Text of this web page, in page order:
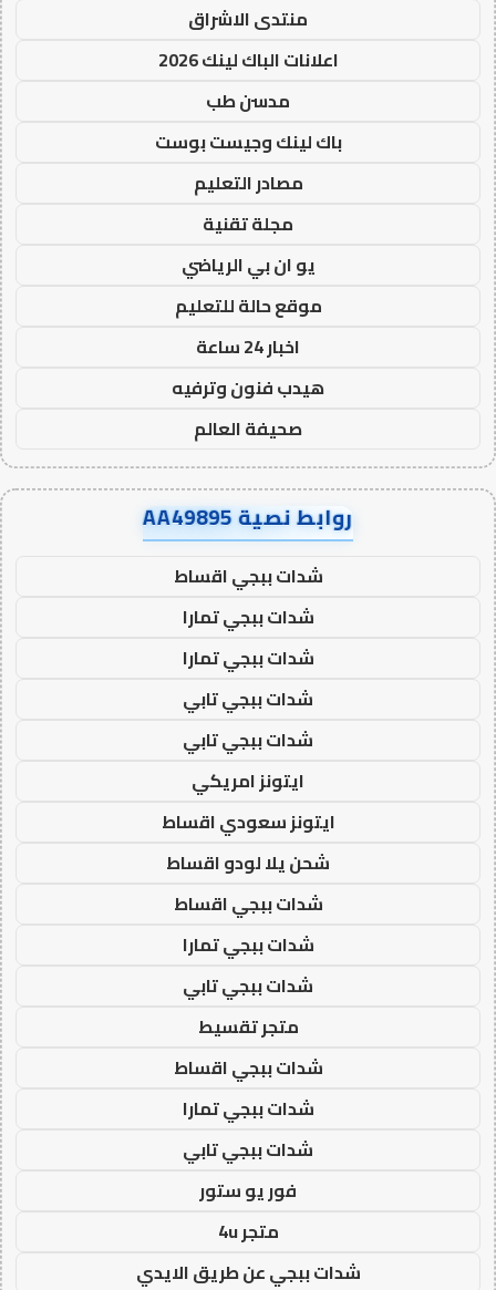
منتدى الاشراق
اعلانات الباك لينك 2026
مدسن طب
باك لينك وجيست بوست
مصادر التعليم
مجلة تقنية
يو ان بي الرياضي
موقع حالة للتعليم
اخبار 24 ساعة
هيدب فنون وترفيه
صحيفة العالم
روابط نصية AA49895
شدات ببجي اقساط
شدات ببجي تمارا
شدات ببجي تمارا
شدات ببجي تابي
شدات ببجي تابي
ايتونز امريكي
ايتونز سعودي اقساط
شحن يلا لودو اقساط
شدات ببجي اقساط
شدات ببجي تمارا
شدات ببجي تابي
متجر تقسيط
شدات ببجي اقساط
شدات ببجي تمارا
شدات ببجي تابي
فور يو ستور
متجر 4u
شدات ببجي عن طريق الايدي